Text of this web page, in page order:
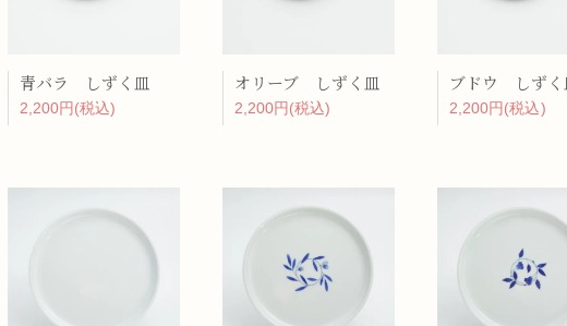
青バラ しずく皿
2,200円(税込)
オリーブ しずく皿
2,200円(税込)
ブドウ しずく
2,200円(税込)